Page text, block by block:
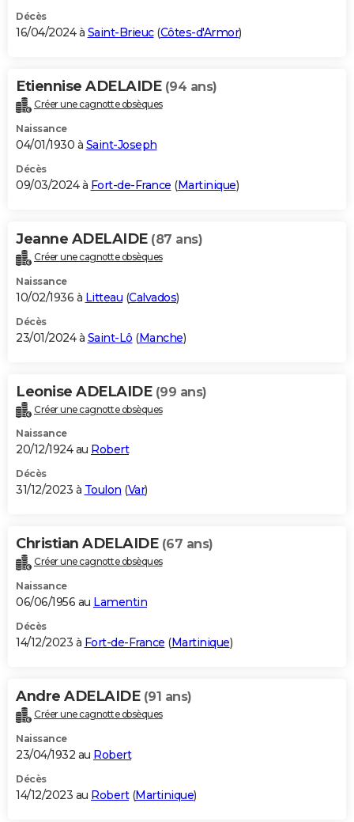
Décès
16/04/2024 à Saint-Brieuc(Côtes-d'Armor)
Etiennise ADELAIDE (94 ans)
Créer une cagnotte obsèques
Naissance
04/01/1930 à Saint-Joseph
Décès
09/03/2024 à Fort-de-France (Martinique)
Jeanne ADELAIDE (87 ans)
Créer une cagnotte obsèques
Naissance
10/02/1936 à Litteau (Calvados)
Décès
23/01/2024 à Saint-Lô (Manche)
Leonise ADELAIDE (99 ans)
Créer une cagnotte obsèques
Naissance
20/12/1924 au Robert
Décès
31/12/2023 à Toulon (Var)
Christian ADELAIDE (67 ans)
Créer une cagnotte obsèques
Naissance
06/06/1956 au Lamentin
Décès
14/12/2023 à Fort-de-France (Martinique)
Andre ADELAIDE (91 ans)
Créer une cagnotte obsèques
Naissance
23/04/1932 au Robert
Décès
14/12/2023 au Robert(Martinique)